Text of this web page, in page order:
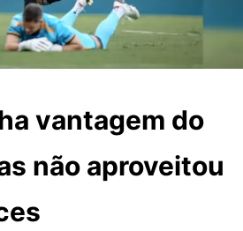
vantagem do
não aproveitou